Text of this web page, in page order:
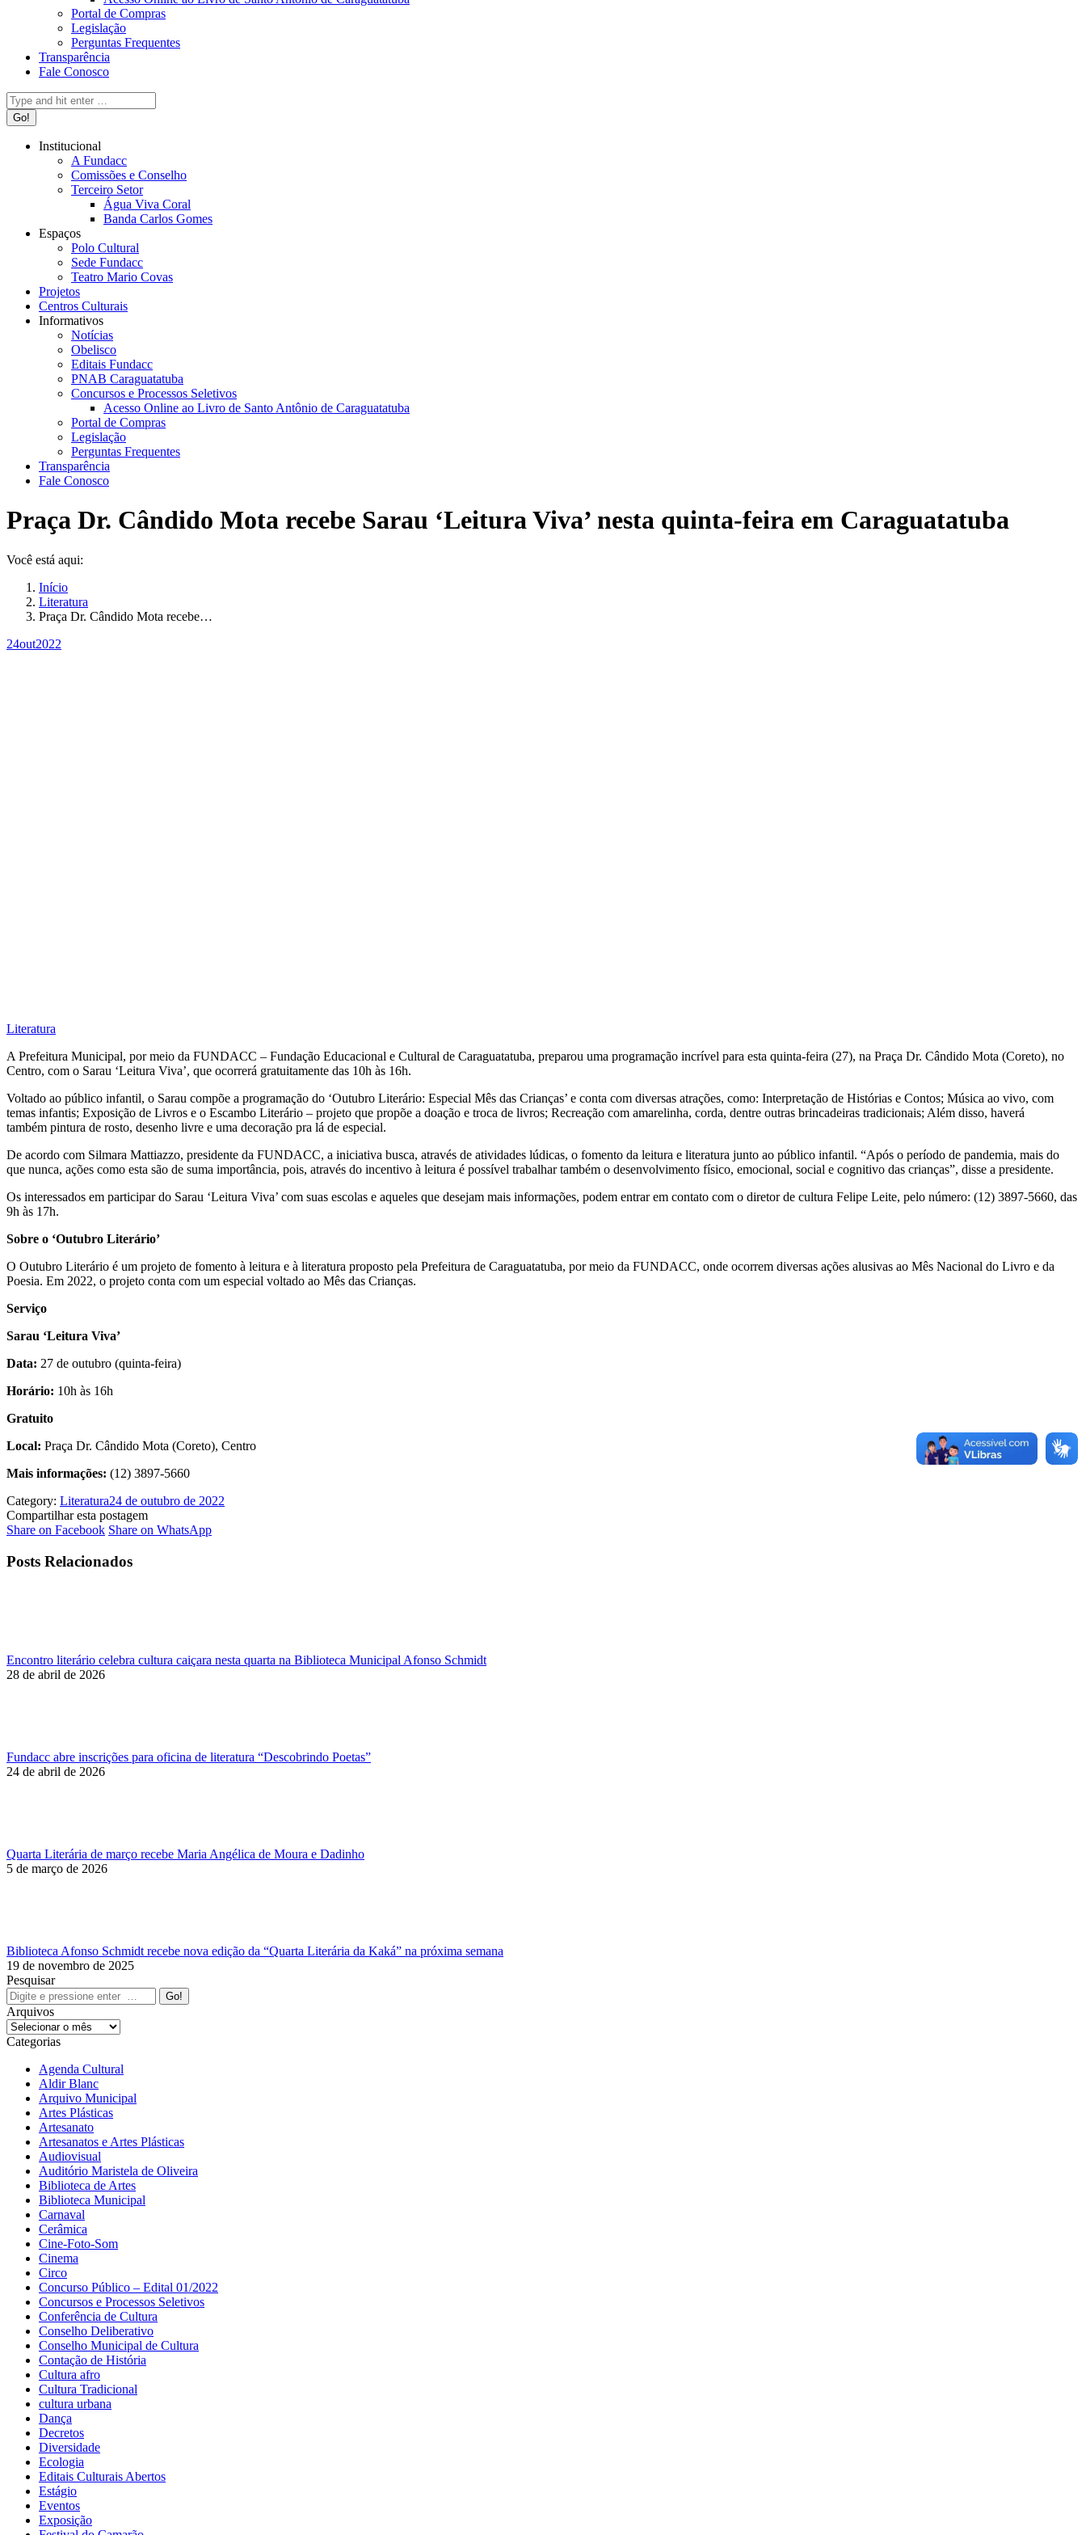
Portal de Compras
Legislação
Perguntas Frequentes
Transparência
Fale Conosco
Search:
Institucional
A Fundacc
Comissões e Conselho
Terceiro Setor
Água Viva Coral
Banda Carlos Gomes
Espaços
Polo Cultural
Sede Fundacc
Teatro Mario Covas
Projetos
Centros Culturais
Informativos
Notícias
Obelisco
Editais Fundacc
PNAB Caraguatatuba
Concursos e Processos Seletivos
Acesso Online ao Livro de Santo Antônio de Caraguatatuba
Portal de Compras
Legislação
Perguntas Frequentes
Transparência
Fale Conosco
Praça Dr. Cândido Mota recebe Sarau ‘Leitura Viva’ nesta quinta-feira em Caraguatatuba
Você está aqui:
Início
Literatura
Praça Dr. Cândido Mota recebe…
24out2022
Literatura
A Prefeitura Municipal, por meio da FUNDACC – Fundação Educacional e Cultural de Caraguatatuba, preparou uma programação incrível para esta quinta-feira (27), na Praça Dr. Cândido Mota (Coreto), no
Centro, com o Sarau ‘Leitura Viva’, que ocorrerá gratuitamente das 10h às 16h.
Voltado ao público infantil, o Sarau compõe a programação do ‘Outubro Literário: Especial Mês das Crianças’ e conta com diversas atrações, como: Interpretação de Histórias e Contos; Música ao vivo, com
temas infantis; Exposição de Livros e o Escambo Literário – projeto que propõe a doação e troca de livros; Recreação com amarelinha, corda, dentre outras brincadeiras tradicionais; Além disso, haverá
também pintura de rosto, desenho livre e uma decoração pra lá de especial.
De acordo com Silmara Mattiazzo, presidente da FUNDACC, a iniciativa busca, através de atividades lúdicas, o fomento da leitura e literatura junto ao público infantil. “Após o período de pandemia, mais do
que nunca, ações como esta são de suma importância, pois, através do incentivo à leitura é possível trabalhar também o desenvolvimento físico, emocional, social e cognitivo das crianças”, disse a presidente.
Os interessados em participar do Sarau ‘Leitura Viva’ com suas escolas e aqueles que desejam mais informações, podem entrar em contato com o diretor de cultura Felipe Leite, pelo número: (12) 3897-5660, das
9h às 17h.
Sobre o ‘Outubro Literário’
O Outubro Literário é um projeto de fomento à leitura e à literatura proposto pela Prefeitura de Caraguatatuba, por meio da FUNDACC, onde ocorrem diversas ações alusivas ao Mês Nacional do Livro e da
Poesia. Em 2022, o projeto conta com um especial voltado ao Mês das Crianças.
Serviço
Sarau ‘Leitura Viva’
Data: 27 de outubro (quinta-feira)
Horário: 10h às 16h
Gratuito
Local: Praça Dr. Cândido Mota (Coreto), Centro
Mais informações: (12) 3897-5660
Category: Literatura24 de outubro de 2022
Compartilhar esta postagem
Share on FacebookShare
Facebook
Share on WhatsAppShare
Posts Relacionados
Encontro literário celebra cultura caiçara nesta quarta na Biblioteca Municipal Afonso Schmidt
28 de abril de 2026
Fundacc abre inscrições para oficina de literatura “Descobrindo Poetas”
24 de abril de 2026
Quarta Literária de março recebe Maria Angélica de Moura e Dadinho
5 de março de 2026
Biblioteca Afonso Schmidt recebe nova edição da “Quarta Literária da Kaká” na próxima semana
19 de novembro de 2025
Pesquisar
Search:
Arquivos
Arquivos
Categorias
Agenda Cultural
Aldir Blanc
Arquivo Municipal
Artes Plásticas
Artesanato
Artesanatos e Artes Plásticas
Audiovisual
Auditório Maristela de Oliveira
Biblioteca de Artes
Biblioteca Municipal
Carnaval
Cerâmica
Cine-Foto-Som
Cinema
Circo
Concurso Público – Edital 01/2022
Concursos e Processos Seletivos
Conferência de Cultura
Conselho Deliberativo
Conselho Municipal de Cultura
Contação de História
Cultura afro
Cultura Tradicional
cultura urbana
Dança
Decretos
Diversidade
Ecologia
Editais Culturais Abertos
Estágio
Eventos
Exposição